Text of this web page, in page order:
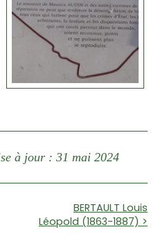
à jour : 31 mai 2024
BERTAULT Louis
Léopold (1863-1887) >